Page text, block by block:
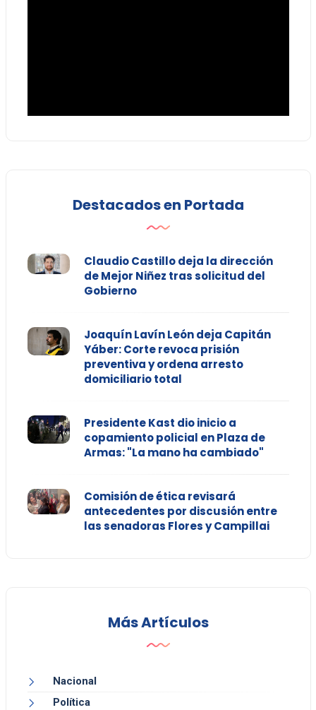
Destacados en Portada
Claudio Castillo deja la dirección
de Mejor Niñez tras solicitud del
Gobierno
Joaquín Lavín León deja Capitán
Yáber: Corte revoca prisión
preventiva y ordena arresto
domiciliario total
Presidente Kast dio inicio a
copamiento policial en Plaza de
Armas: "La mano ha cambiado"
Comisión de ética revisará
antecedentes por discusión entre
las senadoras Flores y Campillai
Más Artículos
Nacional
Política